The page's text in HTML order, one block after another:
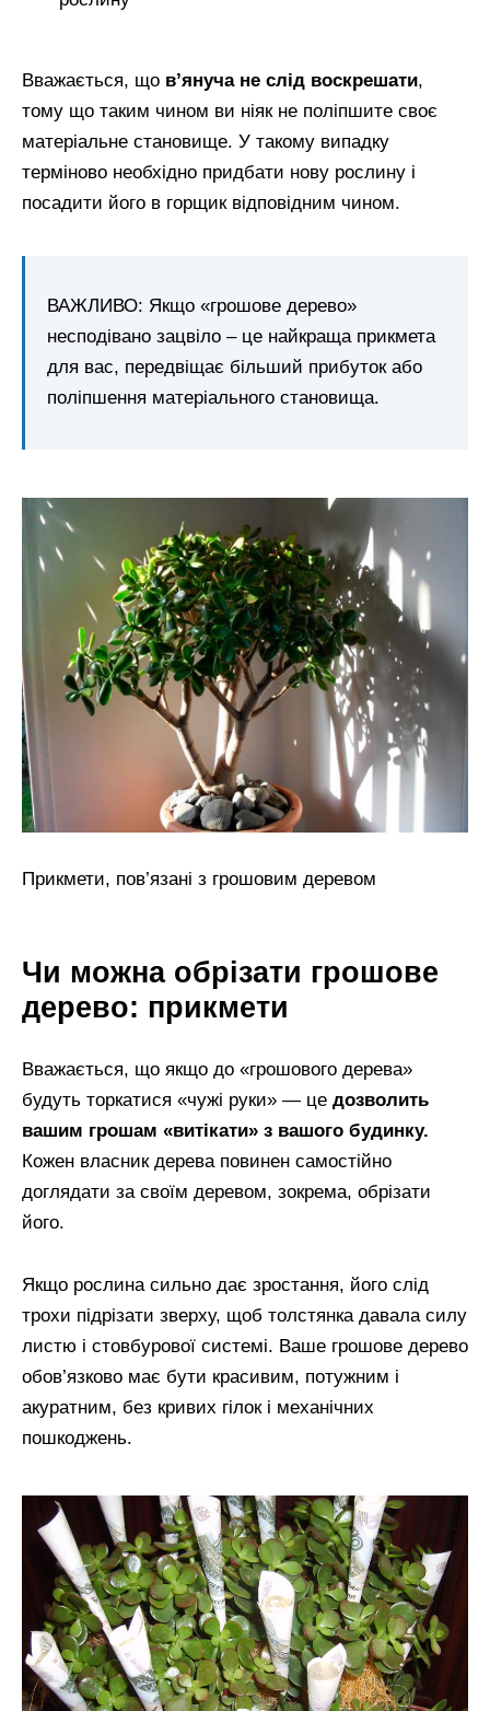
Вважається, що в’януча не слід воскрешати,
тому що таким чином ви ніяк не поліпшите своє
матеріальне становище. У такому випадку
терміново необхідно придбати нову рослину і
посадити його в горщик відповідним чином.
ВАЖЛИВО: Якщо «грошове дерево»
несподівано зацвіло – це найкраща прикмета
для вас, передвіщає більший прибуток або
поліпшення матеріального становища.
Прикмети, пов’язані з грошовим деревом
Чи можна обрізати грошове
дерево: прикмети
Вважається, що якщо до «грошового дерева»
будуть торкатися «чужі руки» — це дозволить
вашим грошам «витікати» з вашого будинку.
Кожен власник дерева повинен самостійно
доглядати за своїм деревом, зокрема, обрізати
його.
Якщо рослина сильно дає зростання, його слід
трохи підрізати зверху, щоб толстянка давала силу
листю і стовбурової системі. Ваше грошове дерево
обов’язково має бути красивим, потужним і
акуратним, без кривих гілок і механічних
пошкоджень.